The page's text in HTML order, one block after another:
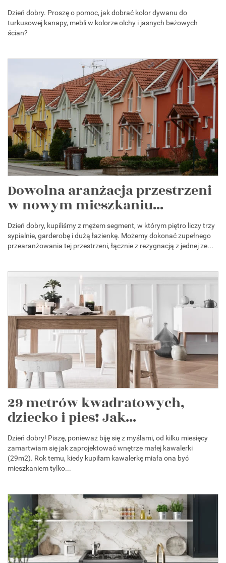
Dzień dobry. Proszę o pomoc, jak dobrać kolor dywanu do
turkusowej kanapy, mebli w kolorze olchy i jasnych beżowych
ścian?
Dowolna aranżacja przestrzeni
w nowym mieszkaniu...
Dzień dobry, kupiliśmy z mężem segment, w którym piętro liczy trzy
sypialnie, garderobę i dużą łazienkę. Możemy dokonać zupełnego
przearanżowania tej przestrzeni, łącznie z rezygnacją z jednej ze...
29 metrów kwadratowych,
dziecko i pies! Jak...
Dzień dobry! Piszę, ponieważ biję się z myślami, od kilku miesięcy
zamartwiam się jak zaprojektować wnętrze małej kawalerki
(29m2). Rok temu, kiedy kupiłam kawalerkę miała ona być
mieszkaniem tylko...